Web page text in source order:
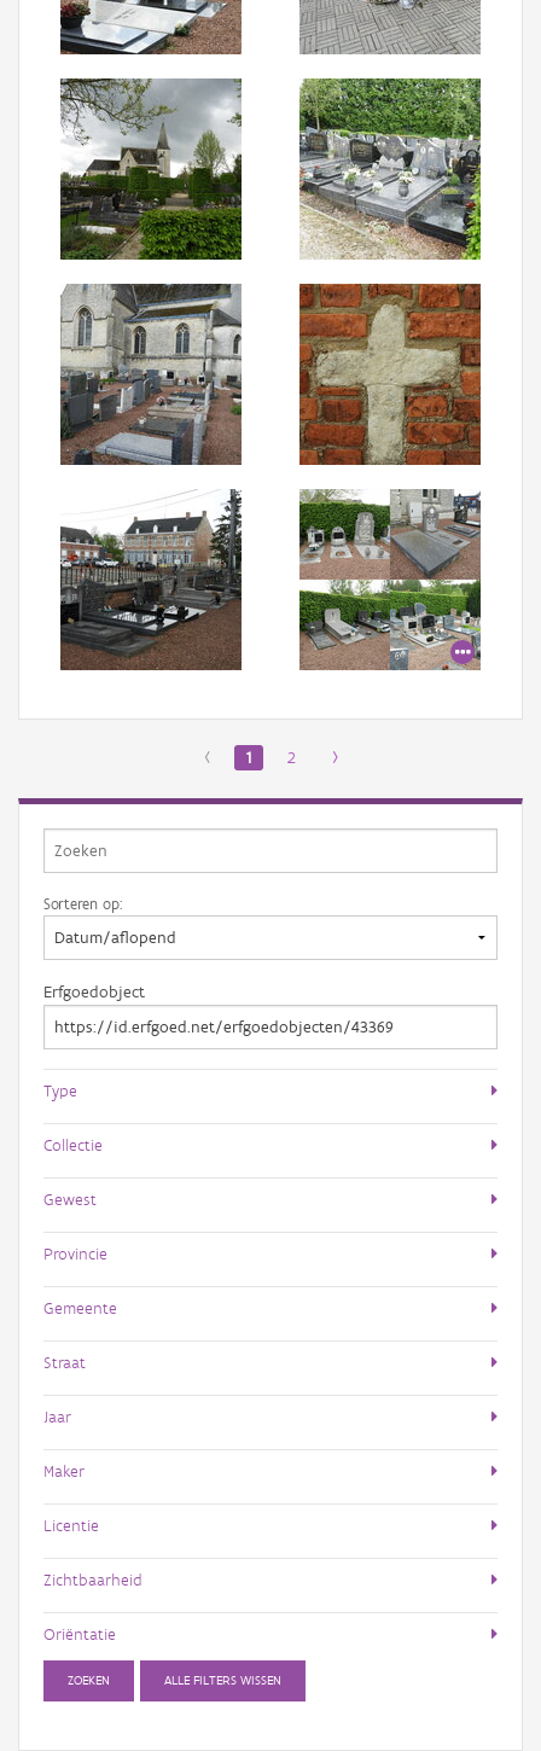
‹ 1 2 ›
Sorteren op:
Erfgoedobject
Type
Collectie
Gewest
Provincie
Gemeente
Straat
Jaar
Maker
Licentie
Zichtbaarheid
Oriëntatie
ZOEKEN ALLE FILTERS WISSEN